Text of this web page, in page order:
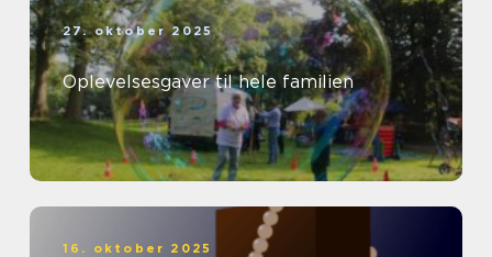
27. oktober 2025
Oplevelsesgaver til hele familien
16. oktober 2025